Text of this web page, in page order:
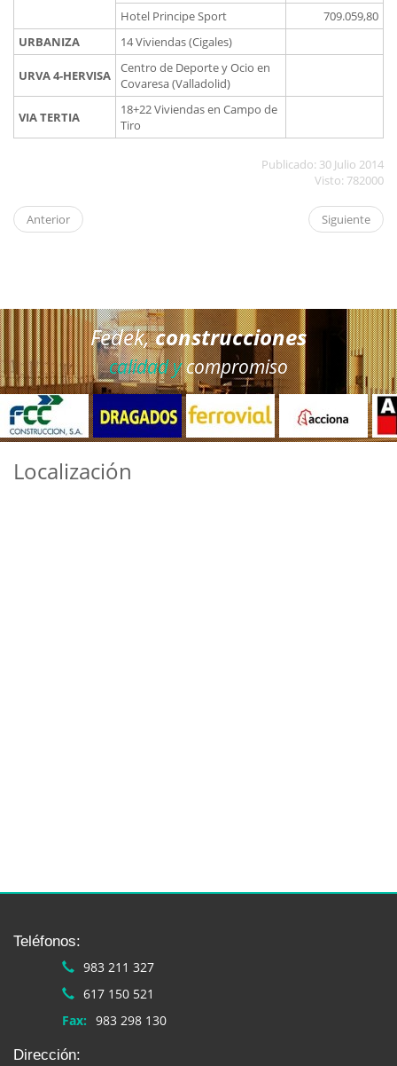
Hotel Principe Sport
709.059,80
URBANIZA
14 Viviendas (Cigales)
URVA 4-HERVISA
Centro de Deporte y Ocio en
Covaresa (Valladolid)
VIA TERTIA
18+22 Viviendas en Campo de
Tiro
Publicado: 30 Julio 2014
Visto: 782000
Anterior Siguiente
Fedek,construcciones
calidad ycompromiso
Localización
Teléfonos:
983 211 327
617 150 521
Fax: 983 298 130
Dirección: